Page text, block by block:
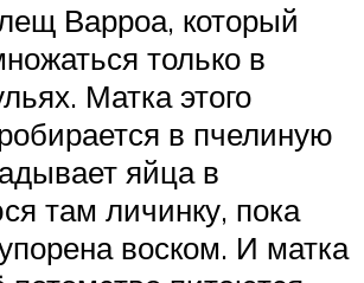
Варроа, который
только в
Матка этого
в пчелиную
яйца в
там личинку, пока
воском. И матка